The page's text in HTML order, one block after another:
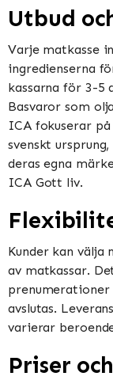
Utbud
Varje matkasse
ingredienserna
kassarna för 3-5
Basvaror som
ICA fokuserar
svenskt
deras egna
ICA Gott liv​​.
Kunder kan välja
av matkassar.
prenumerationer
avslutas.
varierar
Priser